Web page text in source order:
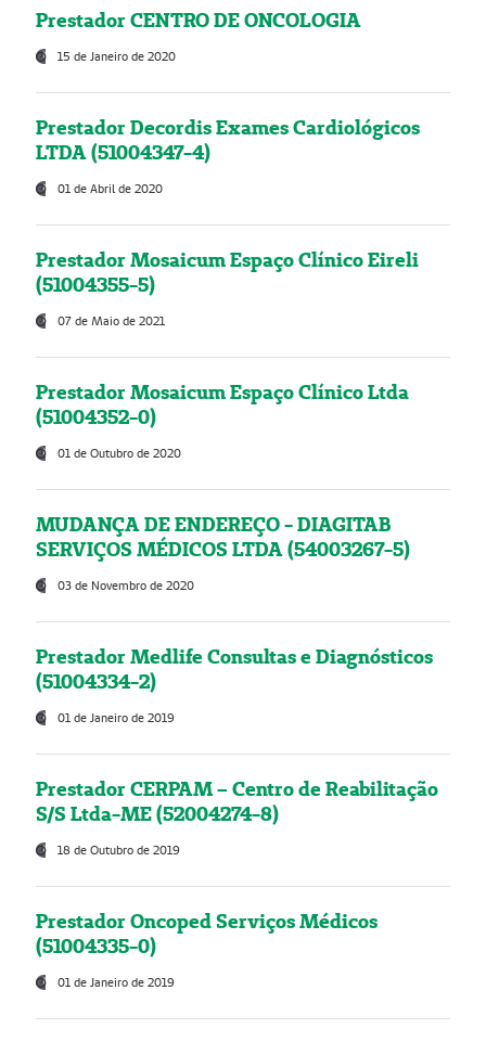
Prestador CENTRO DE ONCOLOGIA
15 de Janeiro de 2020
Prestador Decordis Exames Cardiológicos
LTDA (51004347-4)
01 de Abril de 2020
Prestador Mosaicum Espaço Clínico Eireli
(51004355-5)
07 de Maio de 2021
Prestador Mosaicum Espaço Clínico Ltda
(51004352-0)
01 de Outubro de 2020
MUDANÇA DE ENDEREÇO - DIAGITAB
SERVIÇOS MÉDICOS LTDA (54003267-5)
03 de Novembro de 2020
Prestador Medlife Consultas e Diagnósticos
(51004334-2)
01 de Janeiro de 2019
Prestador CERPAM – Centro de Reabilitação
S/S Ltda-ME (52004274-8)
18 de Outubro de 2019
Prestador Oncoped Serviços Médicos
(51004335-0)
01 de Janeiro de 2019